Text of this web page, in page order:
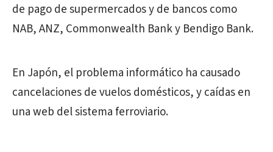
de pago de supermercados y de bancos como
NAB, ANZ, Commonwealth Bank y Bendigo Bank.
En Japón, el problema informático ha causado
cancelaciones de vuelos domésticos, y caídas en
una web del sistema ferroviario.